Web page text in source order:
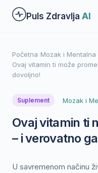
Preskoči
Puls Zdravlja AI
Početna Mozak i Mentalna
Ovaj vitamin ti može
dovoljno!
Suplement Mozak i
Ovaj vitamin ti
– i verovatno
U savremenom načinu